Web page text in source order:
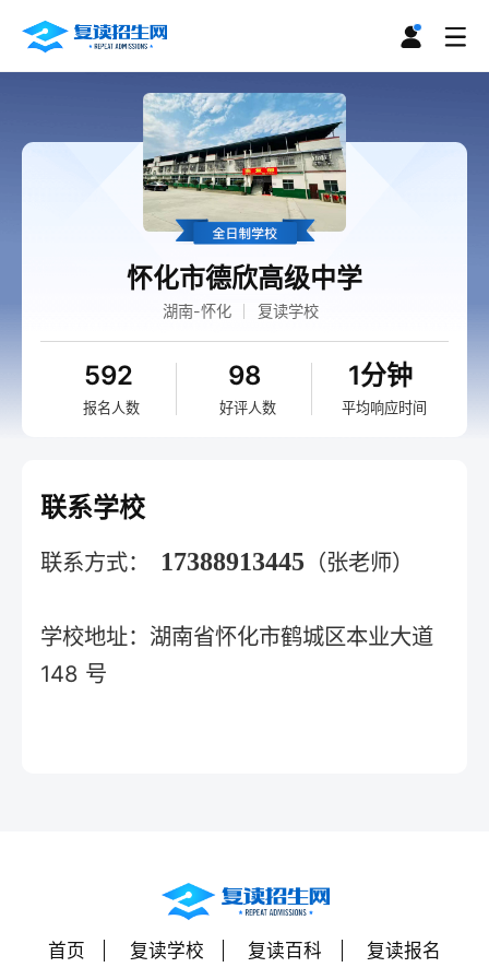
怀化市德欣高级中学
湖南-怀化 复读学校
592
报名人数
98
好评人数
1分钟
平均响应时间
联系学校
联系方式： 17388913445 （张老师）
学校地址：湖南省怀化市鹤城区本业大道
148 号
首页 复读学校 复读百科 复读报名